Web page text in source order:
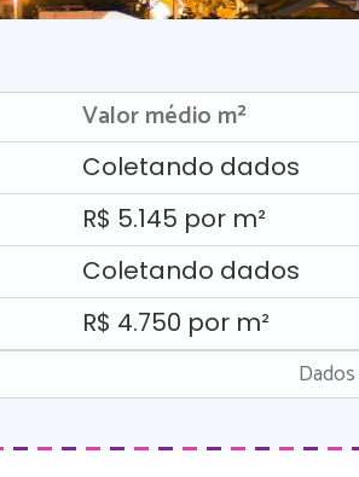
Valor médio m²
Coletando dados
R$ 5.145 por m²
Coletando dados
R$ 4.750 por m²